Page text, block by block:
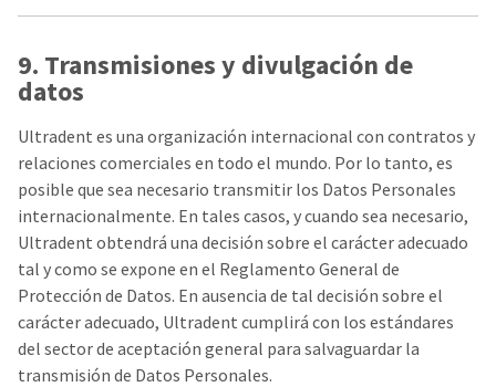
9. Transmisiones y divulgación de
datos
Ultradent es una organización internacional con contratos y
relaciones comerciales en todo el mundo. Por lo tanto, es
posible que sea necesario transmitir los Datos Personales
internacionalmente. En tales casos, y cuando sea necesario,
Ultradent obtendrá una decisión sobre el carácter adecuado
tal y como se expone en el Reglamento General de
Protección de Datos. En ausencia de tal decisión sobre el
carácter adecuado, Ultradent cumplirá con los estándares
del sector de aceptación general para salvaguardar la
transmisión de Datos Personales.